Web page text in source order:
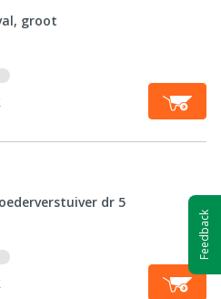
groot
dr 5
Feedback